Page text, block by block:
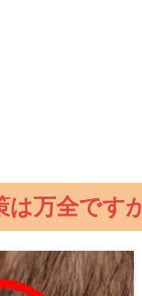
は万全です